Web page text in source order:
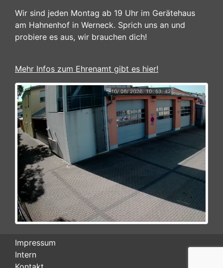
Wir sind jeden Montag ab 19 Uhr im Gerätehaus
am Hahnenhof in Werneck. Sprich uns an und
probiere es aus, wir brauchen dich!
Mehr Infos zum Ehrenamt gibt es hier!
Impressum
Intern